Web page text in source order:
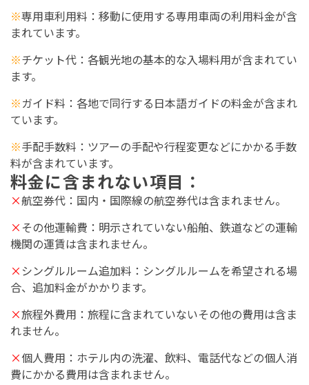
※専用車利用料 ：移動に使用する専用車両の利用料金が含
まれています。
※チケット代 ：各観光地の基本的な入場料用が含まれてい
ます。
※ガイド料 ：各地で同行する日本語ガイドの料金が含まれ
ています。
※手配手数料 ：ツアーの手配や行程変更などにかかる手数
料が含まれています。
料金に含まれない項目 ：
×航空券代：国内・国際線の航空券代は含まれません。
× その他運輸費：明示されていない船舶、鉄道などの運輸
機関の運賃は含まれません。
× シングルルーム追加料：シングルルームを希望される場
合、追加料金がかかります。
×旅程外費用：旅程に含まれていないその他の費用は含ま
れません。
×個人費用：ホテル内の洗濯、飲料、電話代などの個人消
費にかかる費用は含まれません。